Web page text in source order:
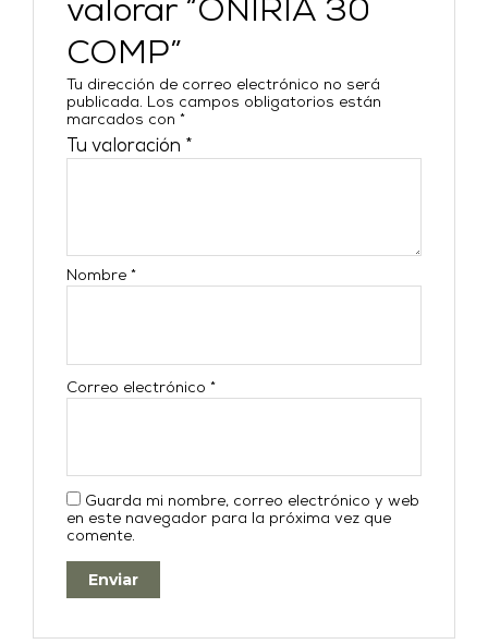
valorar “ONIRIA 30
COMP”
Tu dirección de correo electrónico no será
publicada. Los campos obligatorios están
marcados con*
Tu valoración *
Nombre*
Correo electrónico*
Guarda mi nombre, correo electrónico y web
en este navegador para la próxima vez que
comente.